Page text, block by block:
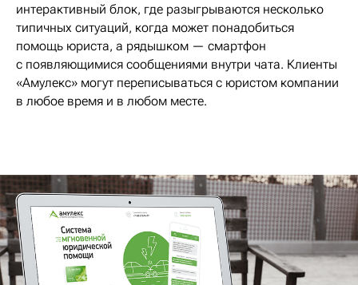
интерактивный блок, где разыгрываются несколько
типичных ситуаций, когда может понадобиться
помощь юриста, а рядышком — смартфон
с появляющимися сообщениями внутри чата. Клиенты
«Амулекс» могут переписываться с юристом компании
в любое время и в любом месте.